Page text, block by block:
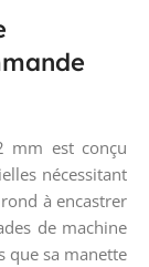
mm est conçu
nécessitant
à encastrer
de machine
que sa manette